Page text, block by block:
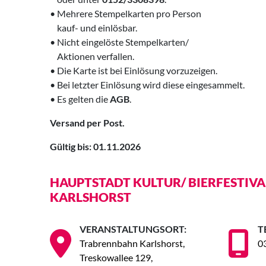
• Mehrere Stempelkarten pro Person
‍ kauf- und einlösbar.
• Nicht eingelöste Stempelkarten/
‍ Aktionen verfallen.
• Die Karte ist bei Einlösungvorzuzeigen.
• Bei letzter Einlösung wird diese eingesammelt.
• Es gelten dieAGB.
Versand per Post.
Gültig bis: 01.11.2026
HAUPTSTADT KULTUR/
KARLSHORST
VERANSTALTUNGSORT:
Trabrennbahn Karlshorst,
Treskowallee 129,